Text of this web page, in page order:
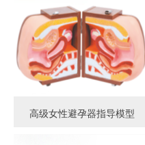
高级女性避孕器指导模型